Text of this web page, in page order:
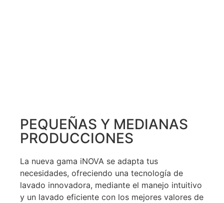
PEQUEÑAS Y MEDIANAS
PRODUCCIONES
La nueva gama iNOVA se adapta tus
necesidades, ofreciendo una tecnología de
lavado innovadora, mediante el manejo intuitivo
y un lavado eficiente con los mejores valores de